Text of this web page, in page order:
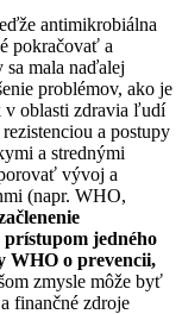
antimikrobiálna
pokračovať a
mala naďalej
problémov, ako je
v oblasti zdravia ľudí
a postupy
a strednými
vývoj a
(napr. WHO,
jedného
WHO o prevencii,
zmysle môže byť
finančné zdroje